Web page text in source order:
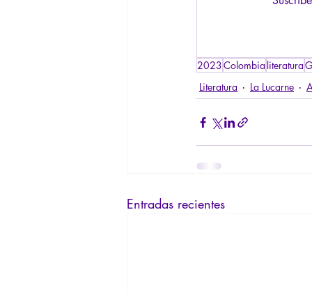
2023Colombia literatura
Literatura
La Lucarne
Entradas recientes